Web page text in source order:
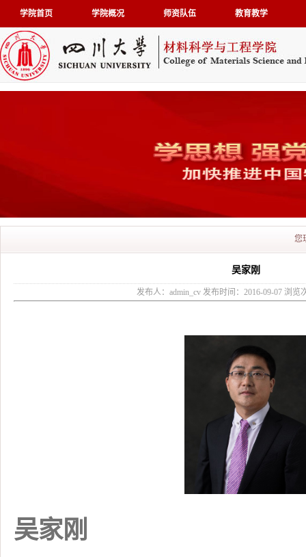
学院首页 学院概况 师资队伍 教育教学
您
吴家刚
发布人：admin_cv 发布时间：2016-09-07 浏览
吴家刚